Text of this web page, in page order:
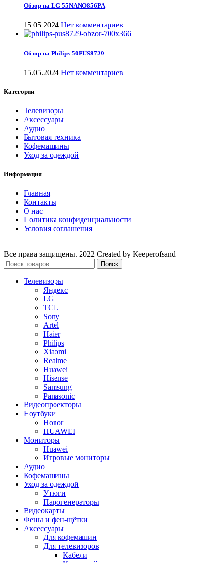
Обзор на LG 55NANO856PA
15.05.2024 Нет комментариев
Обзор на Philips 50PUS8729
15.05.2024 Нет комментариев
Категории
Телевизоры
Аксессуары
Аудио
Бытовая техника
Кофемашины
Уход за одеждой
Информация
Главная
Контакты
О нас
Политика конфиденциальности
Условия соглашения
Все права защищены. 2022 Created by Keeperofsand
Поиск
Телевизоры
Яндекс
LG
TCL
Sony
Artel
Haier
Philips
Xiaomi
Realme
Huawei
Hisense
Samsung
Panasonic
Видеопроекторы
Ноутбуки
Honor
HUAWEI
Мониторы
Huawei
Игровые мониторы
Аудио
Кофемашины
Уход за одеждой
Утюги
Парогенераторы
Видеокарты
Фены и фен-щётки
Аксессуары
Для кофемашин
Для телевизоров
Кабели